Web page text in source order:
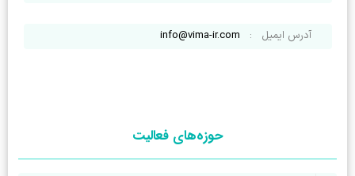
آدرس ایمیل :
info@vima-ir.com
حوزه‌های فعالیت